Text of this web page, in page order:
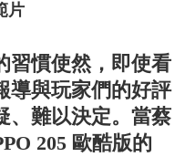
片
慣使然，即使看
導與玩家們的好評
、難以決定。當蔡
205 歐酷版的